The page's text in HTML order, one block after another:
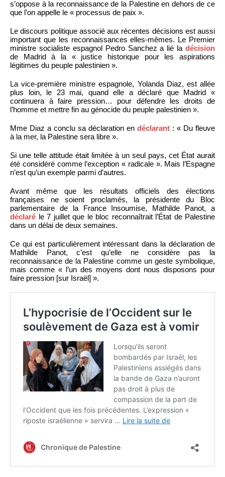
s’oppose à la reconnaissance de la Palestine en dehors de ce
que l’on appelle le « processus de paix ».
Le discours politique associé aux récentes décisions est aussi
important que les reconnaissances elles-mêmes. Le Premier
ministre socialiste espagnol Pedro Sanchez a lié la décision
de Madrid à la « justice historique pour les aspirations
légitimes du peuple palestinien ».
La vice-première ministre espagnole, Yolanda Diaz, est allée
plus loin, le 23 mai, quand elle a déclaré que Madrid «
continuera à faire pression… pour défendre les droits de
l’homme et mettre fin au génocide du peuple palestinien ».
Mme Diaz a conclu sa déclaration en déclarant : « Du fleuve
à la mer, la Palestine sera libre ».
Si une telle attitude était limitée à un seul pays, cet État aurait
été considéré comme l’exception « radicale ». Mais l’Espagne
n’est qu’un exemple parmi d’autres.
Avant même que les résultats officiels des élections
françaises ne soient proclamés, la présidente du Bloc
parlementaire de la France Insoumise, Mathilde Panot, a
déclaré le 7 juillet que le bloc reconnaîtrait l’État de Palestine
dans un délai de deux semaines.
Ce qui est particulièrement intéressant dans la déclaration de
Mathilde Panot, c’est qu’elle ne considère pas la
reconnaissance de la Palestine comme un geste symbolique,
mais comme « l’un des moyens dont nous disposons pour
faire pression [sur Israël] ».